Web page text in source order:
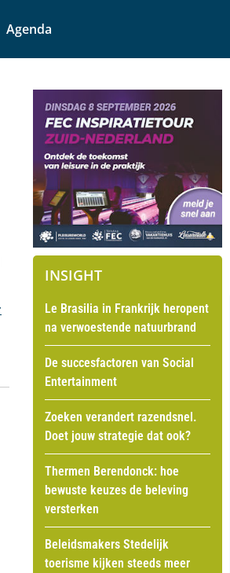
Agenda
INSIGHT
Le Brasilia in Frankrijk heropent
na verwoestende natuurbrand
De succesfactoren van Social
Entertainment
Zoeken verandert razendsnel.
Doet jouw strategie dat ook?
Thermen Berendonck: hoe
bewuste keuzes de beleving
versterken
Beleidsmakers Stedelijk
toerisme kijken steeds meer